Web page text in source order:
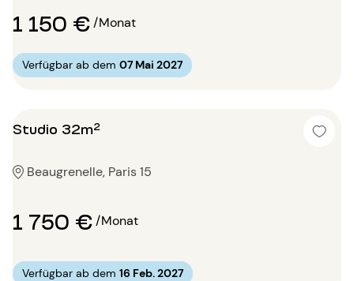
1 150 €/Monat
Verfügbar ab dem 07 Mai 2027
Studio 32m²
Beaugrenelle, Paris 15
1 750 €/Monat
Verfügbar ab dem 16 Feb. 2027